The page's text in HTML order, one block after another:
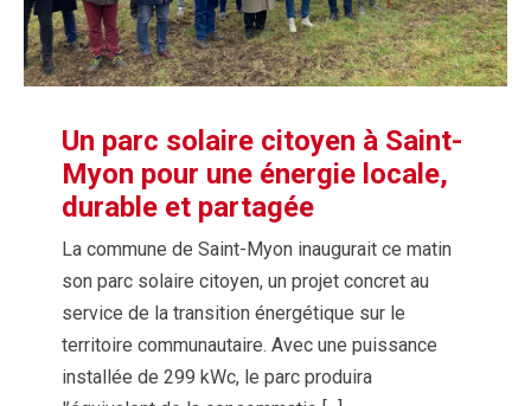
Un parc solaire citoyen à Saint-
Myon pour une énergie locale,
durable et partagée
La commune de Saint-Myon inaugurait ce matin
son parc solaire citoyen, un projet concret au
service de la transition énergétique sur le
territoire communautaire. Avec une puissance
installée de 299 kWc, le parc produira